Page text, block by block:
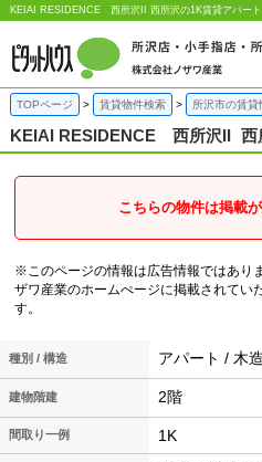
KEIAI RESIDENCE 西所沢II 西所沢の1K賃貸アパー
TOPページ 賃貸物件検索 所沢市の賃貸
KEIAI RESIDENCE 西所沢II 西
こちらの物件は掲載
※このページの情報は広告情報ではあり
ザワ産業のホームぺージに掲載されてい
す。
種別 / 構造 アパート / 木造
建物階建 2階
間取り一例 1K